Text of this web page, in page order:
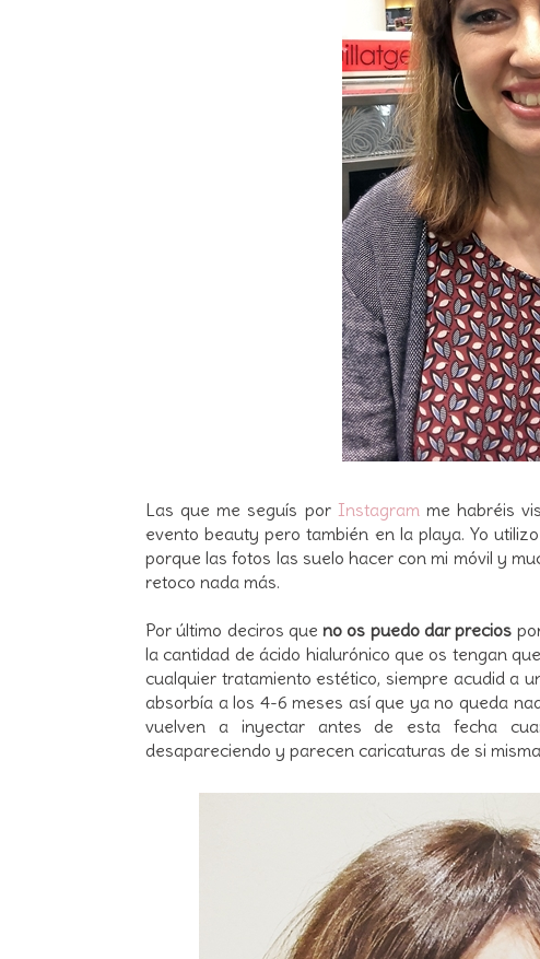
Las que me seguís por Instagram me habréis
evento beauty pero también en la playa. Yo
porque las fotos las suelo hacer con mi móvil y
retoco nada más.
Por último deciros queno os puedo dar precios
la cantidad de ácido hialurónico que os tengan
cualquier tratamiento estético, siempre acudid a
absorbía a los 4-6 meses así que ya no queda
vuelven a inyectar antes de esta fecha
desapareciendo y parecen caricaturas de si